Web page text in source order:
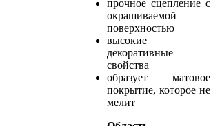
прочное сцепление с
окрашиваемой
поверхностью
высокие
декоративные
свойства
образует матовое
покрытие, которое не
мелит